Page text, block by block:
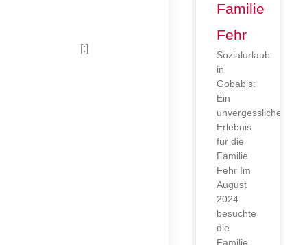
[:]
Familie
Fehr
Sozialurlaub
in
Gobabis:
Ein
unvergessliches
Erlebnis
für die
Familie
Fehr Im
August
2024
besuchte
die
Familie